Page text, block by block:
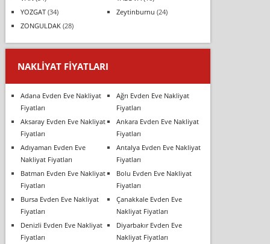
YOZGAT(34) Zeytinburnu (24)
ZONGULDAK(28)
NAKLIYAT FIYATLARI
Adana Evden Eve Nakliyat
Fiyatları
Ağrı Evden Eve Nakliyat
Fiyatları
Aksaray Evden Eve Nakliyat
Fiyatları
Ankara Evden Eve Nakliyat
Fiyatları
Adıyaman Evden Eve
Nakliyat Fiyatları
Antalya Evden Eve Nakliyat
Fiyatları
Batman Evden Eve Nakliyat
Fiyatları
Bolu Evden Eve Nakliyat
Fiyatları
Bursa Evden Eve Nakliyat
Fiyatları
Çanakkale Evden Eve
Nakliyat Fiyatları
Denizli Evden Eve Nakliyat
Fiyatları
Diyarbakır Evden Eve
Nakliyat Fiyatları